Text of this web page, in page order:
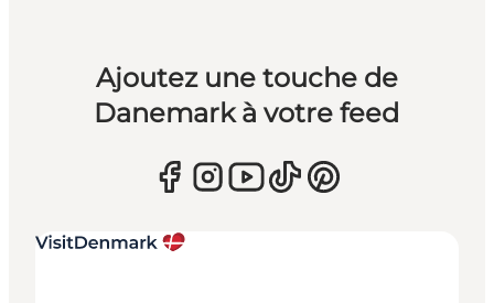
Ajoutez une touche de
Danemark à votre feed